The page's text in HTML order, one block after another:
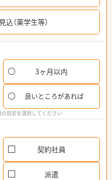
（薬学生等）
3ヶ月以内
良いところがあれば
目安を選択してください
契約社員
派遣